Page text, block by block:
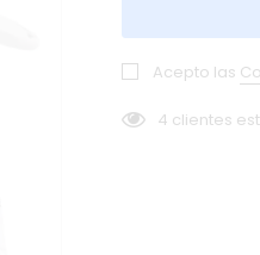
Acepto las
4 clientes